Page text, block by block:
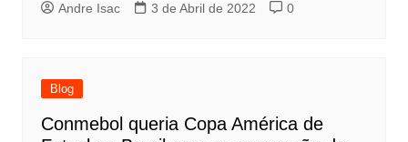
Andre Isac 3 de Abril de 2022 0
Blog
Conmebol queria Copa América de